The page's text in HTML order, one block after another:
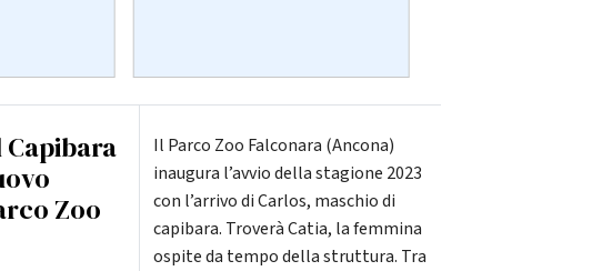
Zoo
Il Parco Zoo Falconara (Ancona)
inaugura l’avvio della stagione 2023
con l’arrivo di Carlos, maschio di
capibara. Troverà Catia, la femmina
ospite da tempo della struttura. Tra